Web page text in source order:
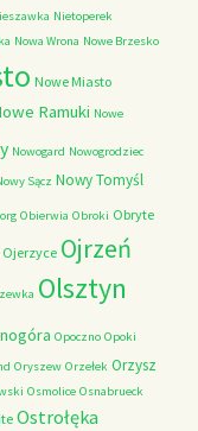
Nietoperek
Nowa Wrona Nowe Brzesko
Nowe Miasto
Ramuki Nowe
Nowogard Nowogrodziec
Sącz Nowy Tomyśl
Obierwia Obroki Obryte
Ojerzyce Ojrzeń
Olsztyn
Opoczno Opoki
Oryszew Orzełek Orzysz
Osmolice Osnabrueck
Ostrołęka